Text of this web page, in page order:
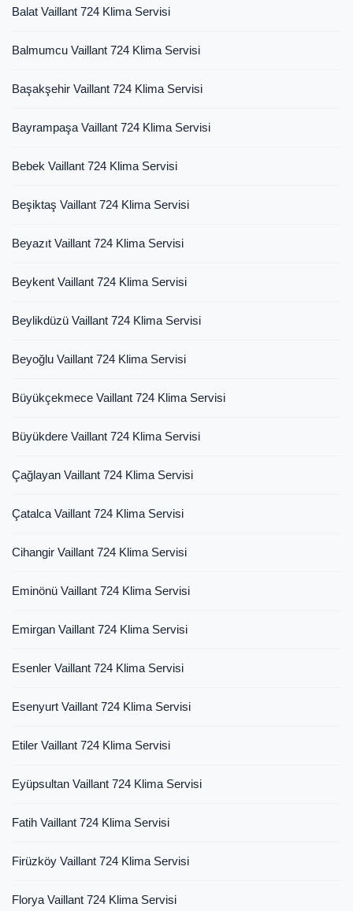
Balat Vaillant 724 Klima Servisi
Balmumcu Vaillant 724 Klima Servisi
Başakşehir Vaillant 724 Klima Servisi
Bayrampaşa Vaillant 724 Klima Servisi
Bebek Vaillant 724 Klima Servisi
Beşiktaş Vaillant 724 Klima Servisi
Beyazıt Vaillant 724 Klima Servisi
Beykent Vaillant 724 Klima Servisi
Beylikdüzü Vaillant 724 Klima Servisi
Beyoğlu Vaillant 724 Klima Servisi
Büyükçekmece Vaillant 724 Klima Servisi
Büyükdere Vaillant 724 Klima Servisi
Çağlayan Vaillant 724 Klima Servisi
Çatalca Vaillant 724 Klima Servisi
Cihangir Vaillant 724 Klima Servisi
Eminönü Vaillant 724 Klima Servisi
Emirgan Vaillant 724 Klima Servisi
Esenler Vaillant 724 Klima Servisi
Esenyurt Vaillant 724 Klima Servisi
Etiler Vaillant 724 Klima Servisi
Eyüpsultan Vaillant 724 Klima Servisi
Fatih Vaillant 724 Klima Servisi
Firüzköy Vaillant 724 Klima Servisi
Florya Vaillant 724 Klima Servisi